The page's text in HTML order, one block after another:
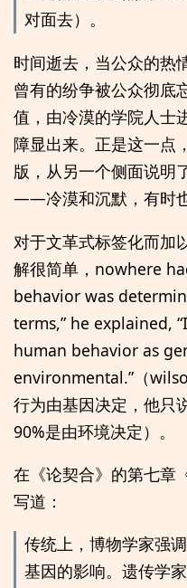
对面去）。
时间逝去，当公众的热
曾有的纷争被公众彻底
值，由冷漠的学院人士
障显出来。正是这一点
版，从另一个侧面说明
——冷漠和沉默，有时也
对于文革式标签化而加
解很简单，nowhere
behavior was
terms,” he explained,
human behavior as
environmental.”（
行为由基因决定，他只
90%是由环境决定）。
在《论契合》的第七章
写道：
传统上，博物学家强
基因的影响。遗传学